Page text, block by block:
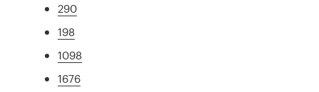
290
198
1098
1676